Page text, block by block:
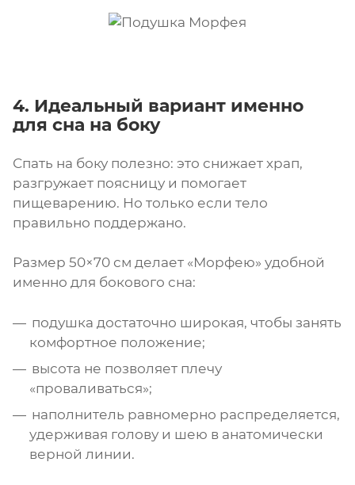
4. Идеальный вариант именно
для сна на боку
Спать на боку полезно: это снижает храп,
разгружает поясницу и помогает
пищеварению. Но только если тело
правильно поддержано.
Размер 50×70 см делает «Морфею» удобной
именно для бокового сна:
подушка достаточно широкая, чтобы занять
комфортное положение;
высота не позволяет плечу
«проваливаться»;
наполнитель равномерно распределяется,
удерживая голову и шею в анатомически
верной линии.